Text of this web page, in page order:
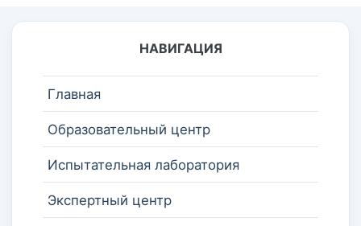
НАВИГАЦИЯ
Главная
Образовательный центр
Испытательная лаборатория
Экспертный центр